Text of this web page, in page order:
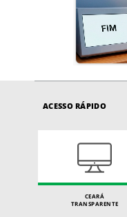
ACESSO RÁPIDO
CEARÁ
TRANSPARENTE